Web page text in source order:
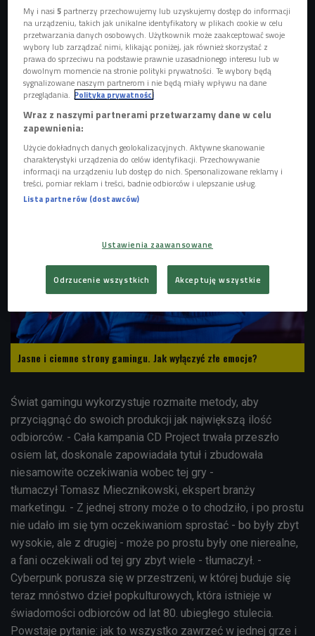
zdjęcie ilustracyjne Foto: Pryimak Anastasiia/shutterstock
Jasne i ciemne strony gamingu. Jak wyłączyć złe emocje?
Świat gamingu wykorzystuje rozmaite metody, aby
przyciągnąć do swoich produkcji jak największą ilość
odbiorców. - Cała kampania CD Project trwała przeszło
osiem lat, doskonale zapowiadała tytuł i zbudowała
niesamowite oczekiwania wobec tej gry -
tłumaczył Tomasz Miecznikowski, ekspert branży
marketingu. - Z jednej strony może o to chodziło, i po prostu
nie udało im się tym oczekiwaniom sprostać - bo były zbyt
wysokie, ale z drugiej - może po prostu były one nierealne,
a fani oczekiwali od tej gry zbyt wiele - tłumaczył. -
Cyberpunk porusza się w przestrzeni, w której buduje się
teraz mnóstwo dzieł popkulturowych, która istnieje w
świadomości odbiorców od lat 80. ubiegłego stulecia.
Powstaje pytanie: jak to wszystko zawrzeć w jednej grze i
My i nasi5 partnerzy przechowujemy lub uzyskujemy dostęp do informacji
na urządzeniu, takich jak unikalne identyfikatory w plikach cookie w celu
przetwarzania danych osobowych. Użytkownik może zaakceptować swoje
wybory lub zarządzać nimi, klikając poniżej, jak również skorzystać z
prawa do sprzeciwu na podstawie prawnie uzasadnionego interesu lub w
dowolnym momencie na stronie polityki prywatności. Te wybory będą
sygnalizowane naszym partnerom i nie będą miały wpływu na dane
przeglądania. Polityka prywatności
Wraz z naszymi partnerami przetwarzamy dane w celu
zapewnienia:
Użycie dokładnych danych geolokalizacyjnych. Aktywne skanowanie
charakterystyki urządzenia do celów identyfikacji. Przechowywanie
informacji na urządzeniu lub dostęp do nich. Spersonalizowane reklamy i
treści, pomiar reklam i treści, badnie odbiorców i ulepszanie usług.
Lista partnerów (dostawców)
Ustawienia zaawansowane
Odrzucenie wszystkich Akceptuję wszystkie